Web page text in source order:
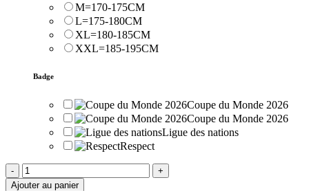
M=170-175CM
L=175-180CM
XL=180-185CM
XXL=185-195CM
Badge
Coupe du Monde 2026
Coupe du Monde 2026
Ligue des nations
Respect
-
+
Ajouter au panier